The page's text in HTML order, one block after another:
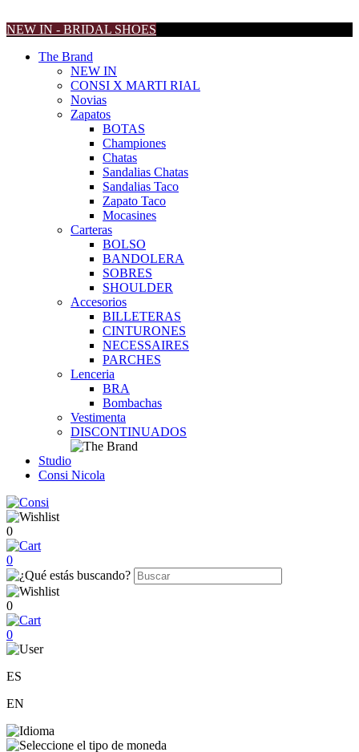
NEW IN - BRIDAL SHOES
The Brand
NEW IN
CONSI X MARTI RIAL
Novias
Zapatos
BOTAS
Championes
Chatas
Sandalias Chatas
Sandalias Taco
Zapato Taco
Mocasines
Carteras
BOLSO
BANDOLERA
SOBRES
SHOULDER
Accesorios
BILLETERAS
CINTURONES
NECESSAIRES
PARCHES
Lenceria
BRA
Bombachas
Vestimenta
DISCONTINUADOS
Studio
Consi Nicola
0
0
0
0
ES
EN